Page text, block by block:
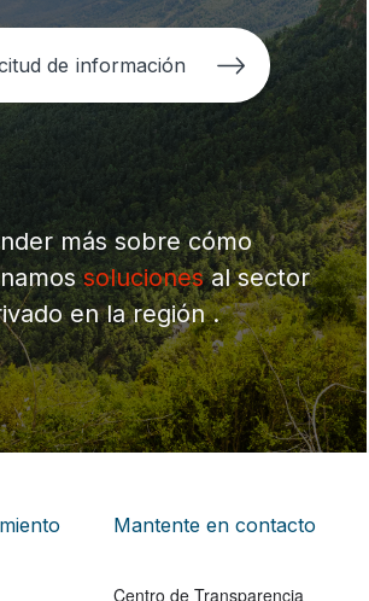
de información
más sobre cómo
solucionesal sector
en la región .
Mantente en contacto
Centro de Transparencia